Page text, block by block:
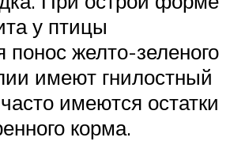
у птицы
понос желто-зеленого
имеют гнилостный
имеются остатки
корма.